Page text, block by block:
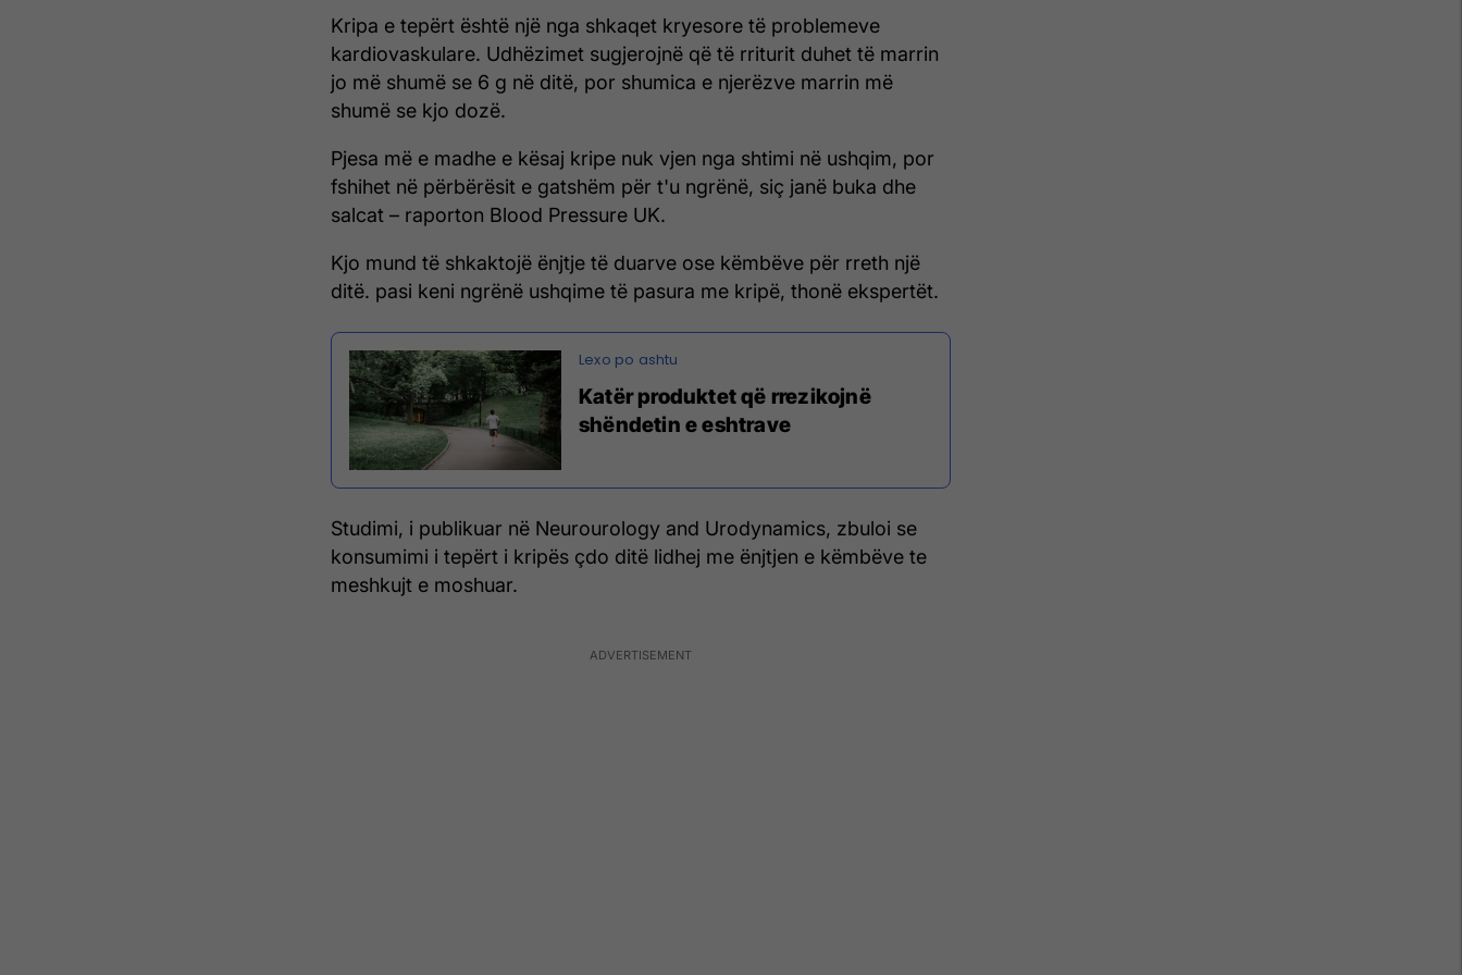
Kripa e tepërt është një nga shkaqet kryesore të problemeve
kardiovaskulare. Udhëzimet sugjerojnë që të rriturit duhet të marrin
jo më shumë se 6 g në ditë, por shumica e njerëzve marrin më
shumë se kjo dozë.
Pjesa më e madhe e kësaj kripe nuk vjen nga shtimi në ushqim, por
fshihet në përbërësit e gatshëm për t'u ngrënë, siç janë buka dhe
salcat – raporton Blood Pressure UK.
Kjo mund të shkaktojë ënjtje të duarve ose këmbëve për rreth një
ditë. pasi keni ngrënë ushqime të pasura me kripë, thonë ekspertët.
Katër produktet që rrezikojnë
shëndetin e eshtrave
Studimi, i publikuar në Neurourology and Urodynamics, zbuloi se
konsumimi i tepërt i kripës çdo ditë lidhej me ënjtjen e këmbëve te
meshkujt e moshuar.